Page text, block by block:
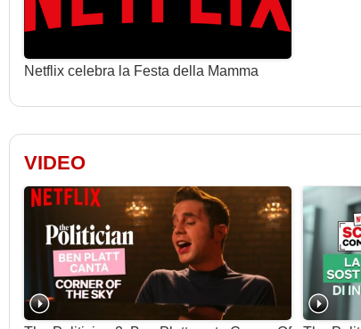
James Waterston
Alveraz Ricardez
Tracy S. Lee
Karen Brundage
Courtney Taylor Burness
Adam Wang
Jordan Wall
Andrew Patrick Ralston
Nathan Howard
Doreen Calderon
Netflix celebra la Festa della Mamma
VIDEO